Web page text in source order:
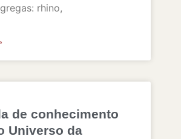
rhino,
de conhecimento
Universo da